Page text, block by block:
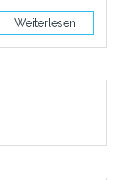
Weiterlesen